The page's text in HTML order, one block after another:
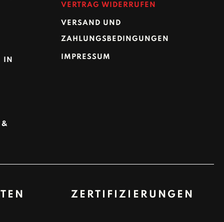
IN
&
VERTRAG WIDERRUFEN
VERSAND UND
ZAHLUNGSBEDINGUNGEN
IMPRESSUM
ZERTIFIZIERUNGEN